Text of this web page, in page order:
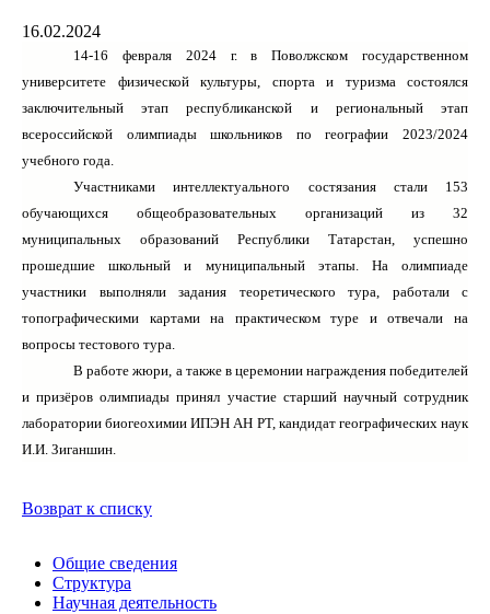
16.02.2024
14-16 февраля 2024 г. вПоволжском государственном
университете физической культуры, спорта и туризма состоялся
заключительный этап республиканской и региональный этап
всероссийской олимпиады школьников по географии 2023/2024
учебного года.
Участниками интеллектуального состязания стали 153
обучающихся общеобразовательных организаций из 32
муниципальных образований Республики Татарстан, успешно
прошедшие школьный и муниципальный этапы. На олимпиаде
участники выполняли задания теоретического тура, работали с
топографическими картами на практическом туре и отвечали на
вопросы тестового тура.
В работе жюри, а также в церемонии награждения победителей
и призёров олимпиады принял участие старший научный сотрудник
лаборатории биогеохимии ИПЭН АН РТ, кандидат географических наук
И.И. Зиганшин.
Возврат к списку
Общие сведения
Структура
Научная деятельность